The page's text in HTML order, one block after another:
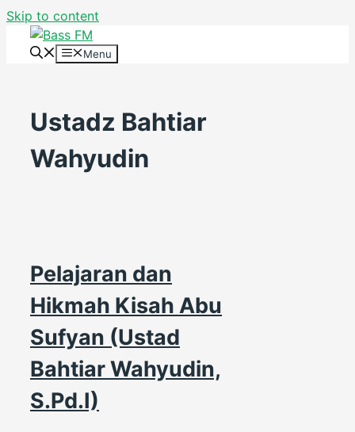
Skip to content
Menu
Ustadz Bahtiar
Wahyudin
Pelajaran dan
Hikmah Kisah Abu
Sufyan (Ustad
Bahtiar Wahyudin,
S.Pd.I)